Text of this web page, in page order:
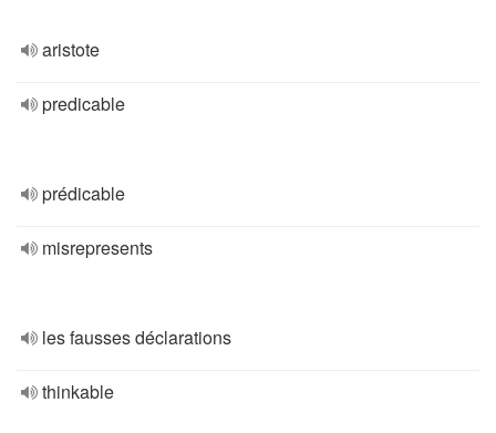
aristote
predicable
prédicable
misrepresents
les fausses déclarations
thinkable